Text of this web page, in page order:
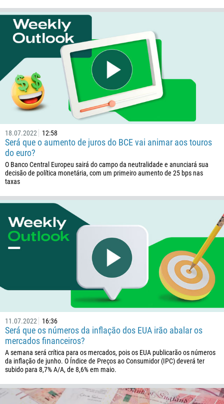
18.07.2022 12:58
Será que o aumento de juros do BCE vai animar aos touros
do euro?
O Banco Central Europeu sairá do campo da neutralidade e anunciará sua
decisão de política monetária, com um primeiro aumento de 25 bps nas
taxas
11.07.2022 16:36
Será que os números da inflação dos EUA irão abalar os
mercados financeiros?
A semana será crítica para os mercados, pois os EUA publicarão os números
da inflação de junho. O Índice de Preços ao Consumidor (IPC) deverá ter
subido para 8,7% A/A, de 8,6% em maio.
1246
375
501
1441
591
387
55
359
226
1
1345
236
235
56
61